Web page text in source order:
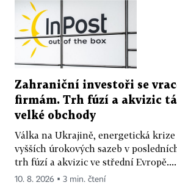
Zahraniční investoři se
firmám. Trh fúzí a akvizic
velké obchody
Válka na Ukrajině, energetická
vyšších úrokových sazeb v
trh fúzí a akvizic ve střední Evropě....
10. 8. 2026 ▪ 3 min. čtení